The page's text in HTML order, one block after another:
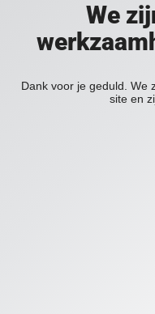
We
Dank voor je geduld. We
site en